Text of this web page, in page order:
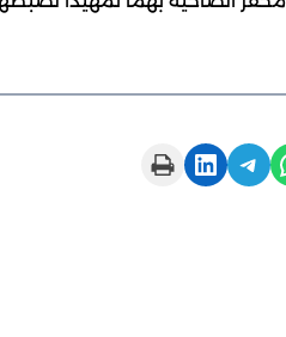
Share on Telegram
Share on LinkedIn
Print this Page